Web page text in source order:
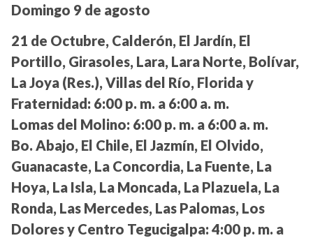
Domingo 9 de agosto
21 de Octubre, Calderón, El Jardín, El
Portillo, Girasoles, Lara, Lara Norte, Bolívar,
La Joya (Res.), Villas del Río, Florida y
Fraternidad: 6:00 p. m. a 6:00 a. m.
Lomas del Molino: 6:00 p. m. a 6:00 a. m.
Bo. Abajo, El Chile, El Jazmín, El Olvido,
Guanacaste, La Concordia, La Fuente, La
Hoya, La Isla, La Moncada, La Plazuela, La
Ronda, Las Mercedes, Las Palomas, Los
Dolores y Centro Tegucigalpa: 4:00 p. m. a